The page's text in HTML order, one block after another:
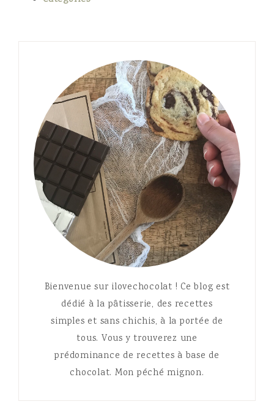
Bienvenue sur ilovechocolat ! Ce blog est
dédié à la pâtisserie, des recettes
simples et sans chichis, à la portée de
tous. Vous y trouverez une
prédominance de recettes à base de
chocolat. Mon péché mignon.